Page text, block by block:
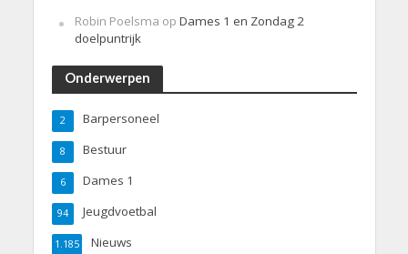
Robin Poelsma op Dames 1 en Zondag 2
doelpuntrijk
Onderwerpen
Barpersoneel
2
Bestuur
8
Dames 1
6
Jeugdvoetbal
94
Nieuws
1.185